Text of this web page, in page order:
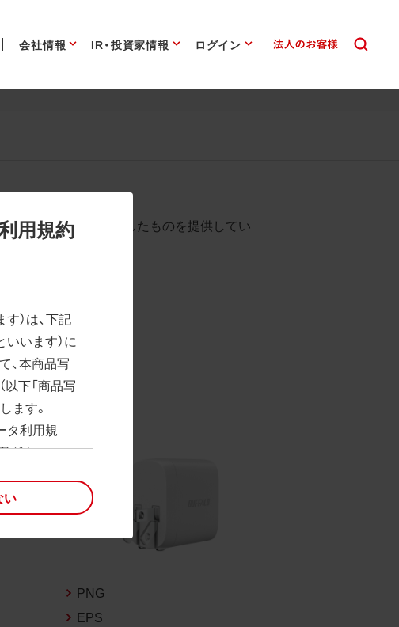
会社情報 IR・投資家情報 ログイン
用規約
）は、下記
いいます）に
、本商品写
下「商品写
ます。
タ利用規
ダウンロー
ータ利用規
ます。
事項は予
る際には最
い
が始まります。
則として背景を透過したものを提供してい
PNG
EPS